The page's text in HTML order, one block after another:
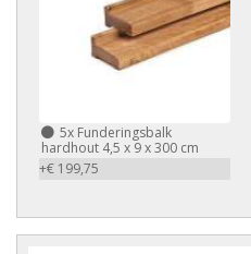
5x Funderingsbalk
hardhout 4,5 x 9 x 300 cm
+€ 199,75